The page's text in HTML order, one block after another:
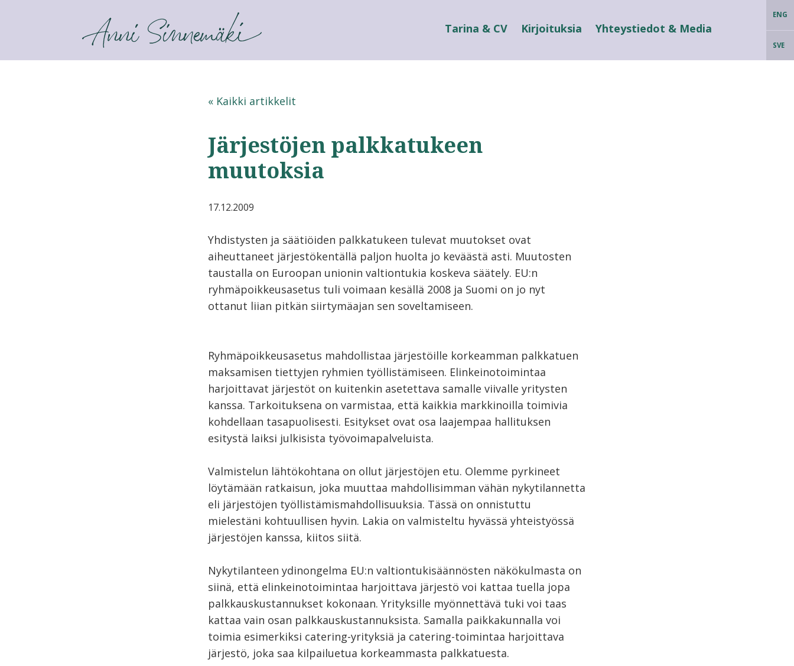
ANNI SINNEMÄKI ENG
SVE
Tarina & CV Kirjoituksia Yhteystiedot & Media
« Kaikki artikkelit
Järjestöjen palkkatukeen
muutoksia
17.12.2009
Yhdistysten ja säätiöiden palkkatukeen tulevat muutokset ovat
aiheuttaneet järjestökentällä paljon huolta jo keväästä asti. Muutosten
taustalla on Euroopan unionin valtiontukia koskeva säätely. EU:n
ryhmäpoikkeusasetus tuli voimaan kesällä 2008 ja Suomi on jo nyt
ottanut liian pitkän siirtymäajan sen soveltamiseen.
Ryhmäpoikkeusasetus mahdollistaa järjestöille korkeamman palkkatuen
maksamisen tiettyjen ryhmien työllistämiseen. Elinkeinotoimintaa
harjoittavat järjestöt on kuitenkin asetettava samalle viivalle yritysten
kanssa. Tarkoituksena on varmistaa, että kaikkia markkinoilla toimivia
kohdellaan tasapuolisesti. Esitykset ovat osa laajempaa hallituksen
esitystä laiksi julkisista työvoimapalveluista.
Valmistelun lähtökohtana on ollut järjestöjen etu. Olemme pyrkineet
löytämään ratkaisun, joka muuttaa mahdollisimman vähän nykytilannetta
eli järjestöjen työllistämismahdollisuuksia. Tässä on onnistuttu
mielestäni kohtuullisen hyvin. Lakia on valmisteltu hyvässä yhteistyössä
järjestöjen kanssa, kiitos siitä.
Nykytilanteen ydinongelma EU:n valtiontukisäännösten näkökulmasta on
siinä, että elinkeinotoimintaa harjoittava järjestö voi kattaa tuella jopa
palkkauskustannukset kokonaan. Yrityksille myönnettävä tuki voi taas
kattaa vain osan palkkauskustannuksista. Samalla paikkakunnalla voi
toimia esimerkiksi catering-yrityksiä ja catering-toimintaa harjoittava
järjestö, joka saa kilpailuetua korkeammasta palkkatuesta.